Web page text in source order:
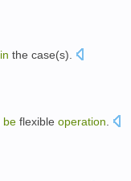
in the case(s).
be flexible operation